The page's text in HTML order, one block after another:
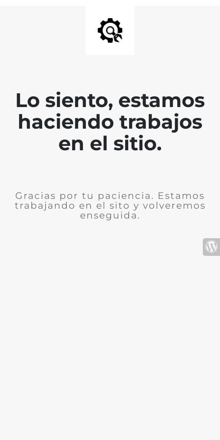
Lo siento, estamos
haciendo trabajos
en el sitio.
Gracias por tu paciencia. Estamos
trabajando en el sito y volveremos
enseguida.